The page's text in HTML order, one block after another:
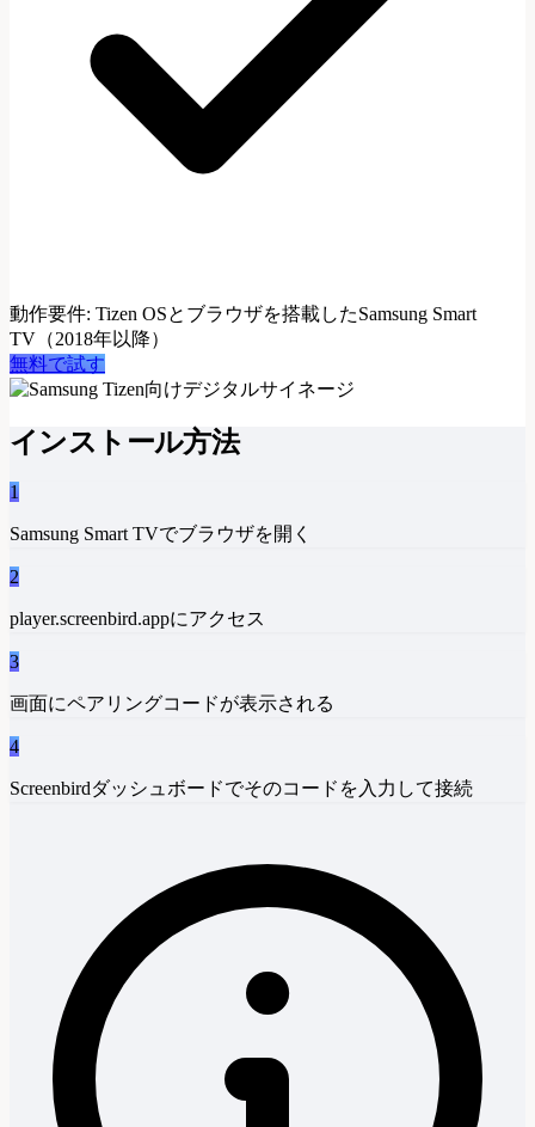
動作要件: Tizen OSとブラウザを搭載したSamsung Smart
TV（2018年以降）
無料で試す
インストール方法
1
Samsung Smart TVでブラウザを開く
2
player.screenbird.appにアクセス
3
画面にペアリングコードが表示される
4
Screenbirdダッシュボードでそのコードを入力して接続